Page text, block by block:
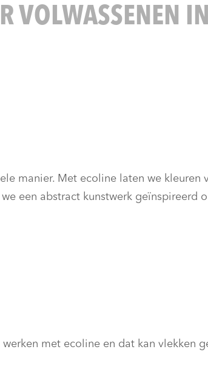
VOLWASSENEN
manier. Met ecoline laten we kleuren
een abstract kunstwerk geïnspireerd
met ecoline en dat kan vlekken